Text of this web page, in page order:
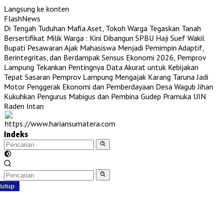
Langsung ke konten
FlashNews
Di Tengah Tuduhan Mafia Aset, Tokoh Warga Tegaskan Tanah
Bersertifikat Milik Warga : Kini Dibangun SPBU Haji Suef Wakil
Bupati Pesawaran Ajak Mahasiswa Menjadi Pemimpin Adaptif,
Berintegritas, dan Berdampak Sensus Ekonomi 2026, Pemprov
Lampung Tekankan Pentingnya Data Akurat untuk Kebijakan
Tepat Sasaran Pemprov Lampung Mengajak Karang Taruna Jadi
Motor Penggerak Ekonomi dan Pemberdayaan Desa Wagub Jihan
Kukuhkan Pengurus Mabigus dan Pembina Gudep Pramuka UIN
Raden Intan
Indeks